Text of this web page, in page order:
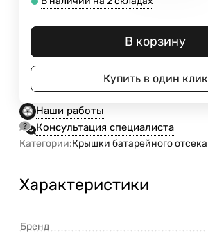
В корзину
Купить в один клик
Наши работы
Консультация специалиста
Категории:Крышки батарейного отсека
Характеристики
Бренд